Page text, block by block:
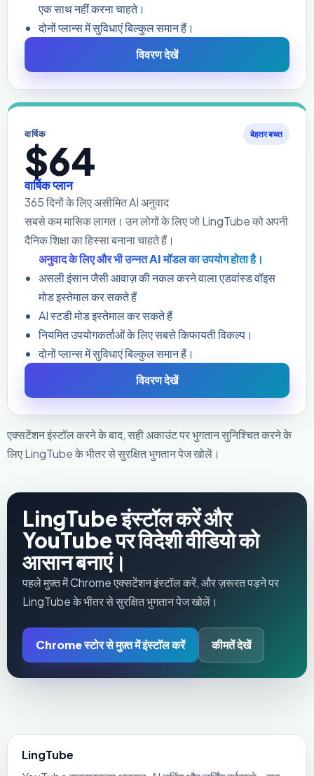
एक साथ नहीं करना चाहते।
दोनों प्लान्स में सुविधाएं बिल्कुल समान हैं।
विवरण देखें
वार्षिक बेहतर बचत
$64
वार्षिक प्लान
365 दिनों के लिए असीमित AI अनुवाद
सबसे कम मासिक लागत। उन लोगों के लिए जो LingTube को अपनी
दैनिक शिक्षा का हिस्सा बनाना चाहते हैं।
अनुवाद के लिए और भी उन्नत AI मॉडल का उपयोग होता है।
असली इंसान जैसी आवाज़ की नकल करने वाला एडवांस्ड वॉइस
मोड इस्तेमाल कर सकते हैं
AI स्टडी मोड इस्तेमाल कर सकते हैं
नियमित उपयोगकर्ताओं के लिए सबसे किफायती विकल्प।
दोनों प्लान्स में सुविधाएं बिल्कुल समान हैं।
विवरण देखें
एक्सटेंशन इंस्टॉल करने के बाद, सही अकाउंट पर भुगतान सुनिश्चित करने के
लिए LingTube के भीतर से सुरक्षित भुगतान पेज खोलें।
LingTube इंस्टॉल करें और
YouTube पर विदेशी वीडियो को
आसान बनाएं।
पहले मुफ़्त में Chrome एक्सटेंशन इंस्टॉल करें, और ज़रूरत पड़ने पर
LingTube के भीतर से सुरक्षित भुगतान पेज खोलें।
Chrome स्टोर से मुफ़्त में इंस्टॉल करें कीमतें देखें
LingTube